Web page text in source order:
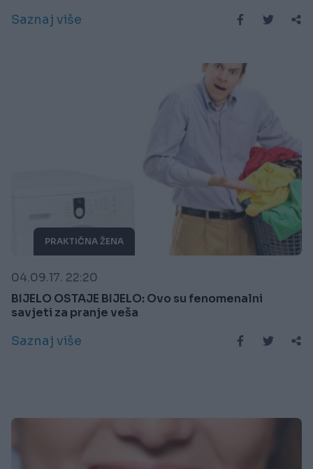
Saznaj više
PRAKTIČNA ŽENA
04.09.17. 22:20
BIJELO OSTAJE BIJELO: Ovo su fenomenalni
savjeti za pranje veša
Saznaj više